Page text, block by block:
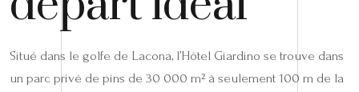
Situé dans le golfe de Lacona, l’Hôtel Giardino se trouve dans
un parc privé de pins de 30 000 m² à seulement 100 m de la